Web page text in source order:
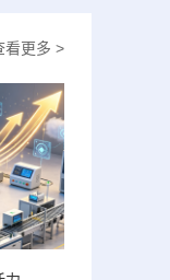
看更多 >